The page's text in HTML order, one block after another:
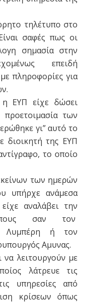
τηλέτυπο στο
σαφές πως οι
σημασία στην
επειδή
πληροφορίες για
ΕΥΠ είχε δώσει
των
γι” αυτό το
διοικητή της ΕΥΠ
το οποίο
των ημερών
υπήρχε ανάμεσα
αναλάβει την
σαν τον
Λυμπέρη ή τον
Αμυνας.
να λειτουργούν με
λάτρευε τις
υπηρεσίες από
κρίσεων όπως